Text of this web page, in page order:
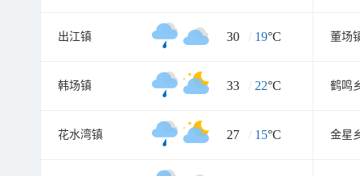
出江镇 30 / 19°C 董场
韩场镇 33 / 22°C 鹤鸣
花水湾镇 27 / 15°C 金星